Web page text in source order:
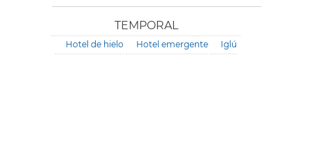
TEMPORAL
Hotel de hielo Hotel emergente Iglú